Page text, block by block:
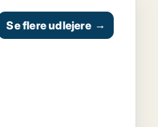
Se flere udlejere →